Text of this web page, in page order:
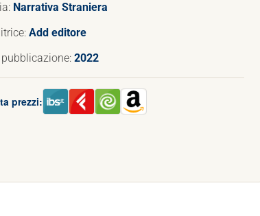
Narrativa Straniera
Add editore
2022
prezzi: